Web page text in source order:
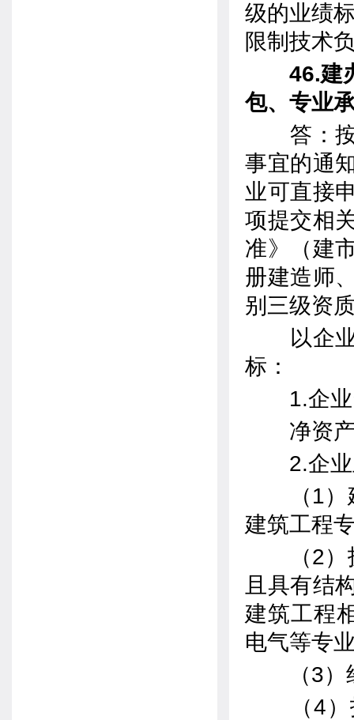
级的业绩
限制技术
46.建
包、专业
答：按
事宜的通
业可直接
项提交相
准》（建
册建造师
别三级资
以企业
标：
1.企业
净资产
2.企业
（1）建
建筑工程
（2）技
且具有结
建筑工程
电气等专
（3）经
（4）技